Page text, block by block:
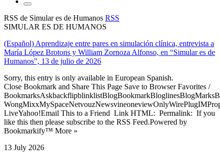
RSS de Simular es de Humanos RSS
SIMULAR ES DE HUMANOS
(Español) Aprendizaje entre pares en simulación clínica, entrevista a
María López Brotons y William Zornoza Alfonso, en “Simular es de
Humanos”, 13 de julio de 2026
Sorry, this entry is only available in European Spanish.
Close Bookmark and Share This Page Save to Browser Favorites /
LiveYahoo!Email This to a Friend Link HTML: Permalink: If you
like this then please subscribe to the RSS Feed.Powered by
Bookmarkify™ More »
13 July 2026